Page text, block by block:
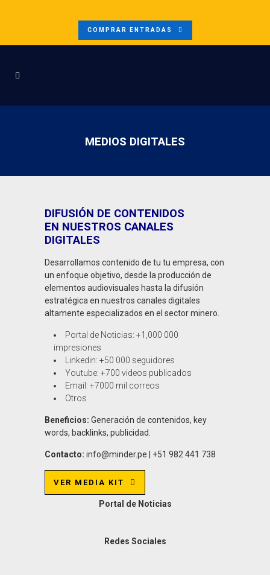
COMPRAR ENTRADAS
MEDIOS DIGITALES
DIFUSIÓN DE CONTENIDOS
EN NUESTROS CANALES
DIGITALES
Desarrollamos contenido de tu tu empresa, con
un enfoque objetivo, desde la producción de
elementos audiovisuales hasta la difusión
estratégica en nuestros canales digitales
altamente especializados en el sector minero.
Portal de Noticias: +1,000 000
impresiones
Linkedin: +50 000 seguidores
Youtube: +700 videos publicados
Email: +7000 mil correos
Otros
Beneficios: Generación de contenidos, key
words, backlinks, publicidad.
Contacto: info@minder.pe | +51 982 441 738
VER MEDIA KIT
Portal de Noticias
Redes Sociales